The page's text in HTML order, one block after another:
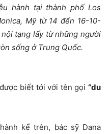
hành tại thành phố Los
Mỹ từ 14 đến 16-10-
tạng lấy từ những người
sống ở Trung Quốc.
biết tới với tên gọi “du
kể trên, bác sỹ Dana